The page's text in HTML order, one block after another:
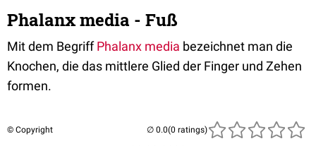
Phalanx media - Fuß
Mit dem BegriffPhalanx media bezeichnet man die
Knochen, die das mittlere Glied der Finger und Zehen
formen.
© Copyright (0 ratings)